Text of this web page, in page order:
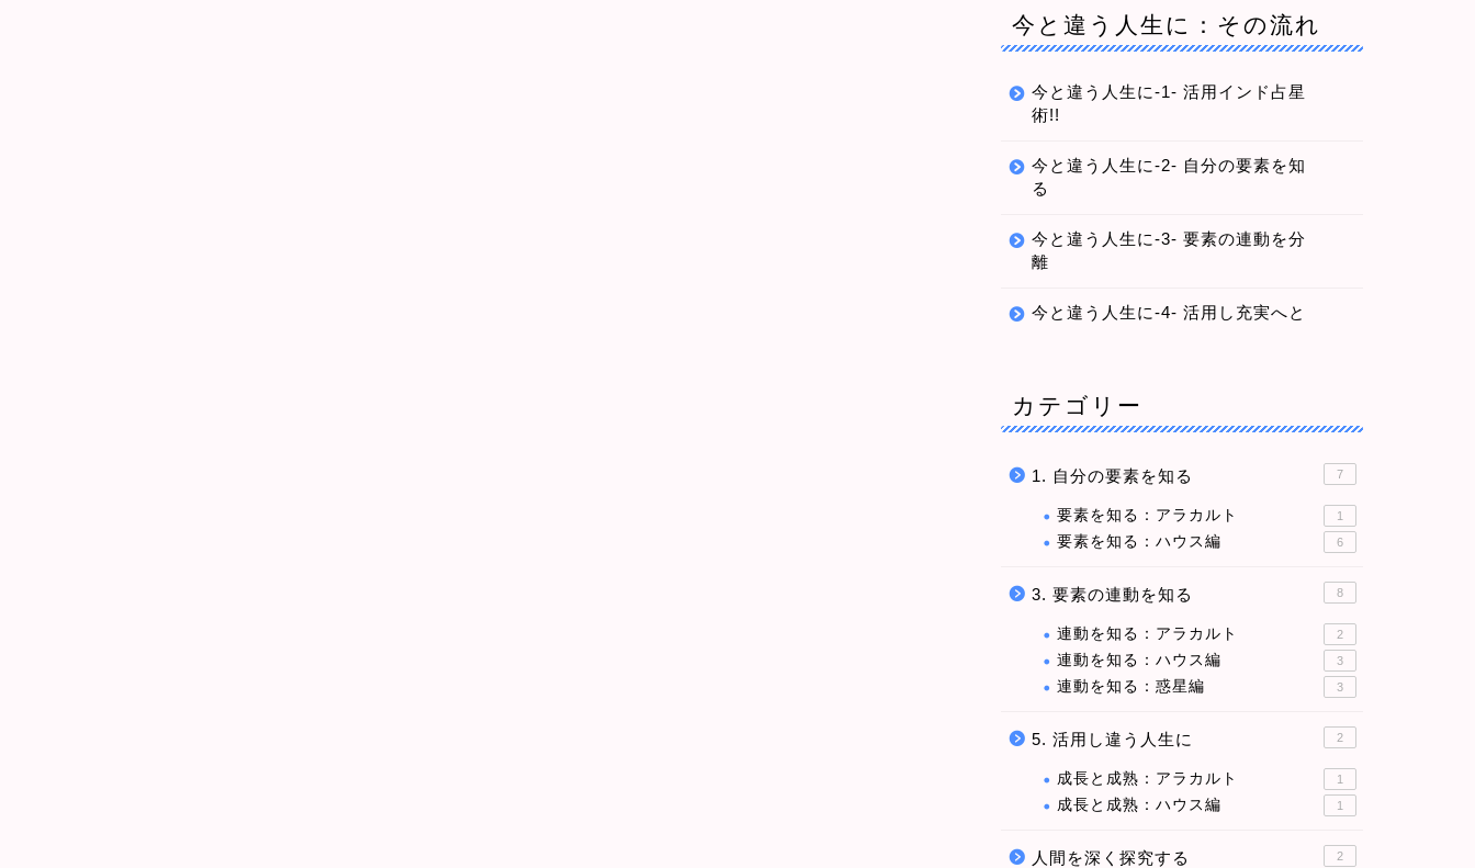
今と違う人生に：その流れ
今と違う人生に-1- 活用インド占星
術!!
今と違う人生に-2- 自分の要素を知
る
今と違う人生に-3- 要素の連動を分
離
今と違う人生に-4- 活用し充実へと
カテゴリー
1. 自分の要素を知る 7
要素を知る：アラカルト 1
要素を知る：ハウス編 6
3. 要素の連動を知る 8
連動を知る：アラカルト 2
連動を知る：ハウス編 3
連動を知る：惑星編 3
5. 活用し違う人生に 2
成長と成熟：アラカルト 1
成長と成熟：ハウス編 1
人間を深く探究する 2